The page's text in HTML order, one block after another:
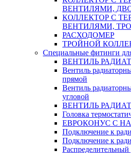
ВЕНТИЛЯМИ,
КОЛЛЕКТОР С
ВЕНТИЛЯМИ,
РАСХОДОМЕР
ТРОЙНОЙ
Специальные фитинги
ВЕНТИЛЬ
Вентиль
прямой
Вентиль
угловой
ВЕНТИЛЬ
Головка
ЕВРОКОНУС С
Подключение к
Подключение к
Распределительный